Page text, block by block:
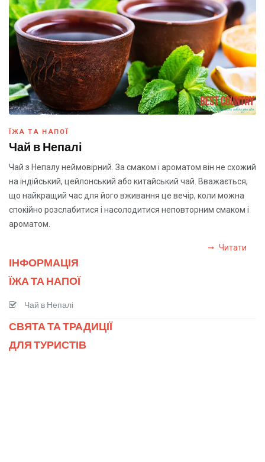
ЇЖА ТА НАПОЇ
Чай в Непалі
Чай з Непалу неймовірний. За смаком і ароматом він не схожий
на індійський, цейлонський або китайський чай. Вважається,
що найкращий час для його вживання це вечір, коли можна
спокійно розслабитися і насолодитися неповторним смаком і
ароматом.
Читати
ІНФОРМАЦІЯ
ЇЖА ТА НАПОЇ
Чай в Непалі
СВЯТА ТА ТРАДИЦІЇ
ДЛЯ ТУРИСТІВ